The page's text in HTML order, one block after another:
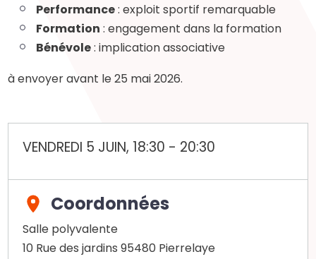
Performance: exploit sportif remarquable
Formation : engagement dans la formation
Bénévole: implication associative
à envoyer avant le 25 mai 2026.
VENDREDI 5 JUIN, 18:30 - 20:30
Coordonnées
Salle polyvalente
10 Rue des jardins 95480 Pierrelaye